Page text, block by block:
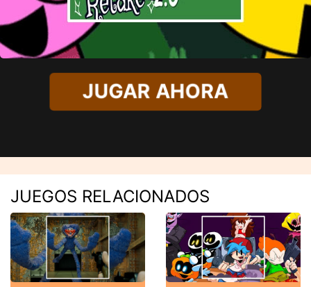
JUGAR AHORA
JUEGOS RELACIONADOS